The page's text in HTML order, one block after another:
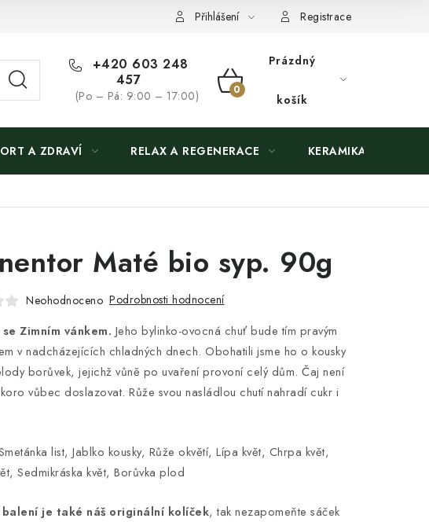
Přihlášení Registrace
+420 603 248
457
(Po – Pá: 9:00 – 17:00)
NÁKUPNÍ
Prázdný
košík
A ZDRAVÍ RELAX A REGENERACE KERAMIKA
Maté bio syp. 90g
Neohodnoceno Podrobnosti hodnocení
Zimním vánkem. Jeho bylinko-ovocná chuť bude tím pravým
v nadcházejících chladných dnech. Obohatili jsme ho o kousky
borůvek, jejichž vůně po uvaření provoní celý dům. Čaj není
vůbec doslazovat. Růže svou nasládlou chutí nahradí cukr i
list, Jablko kousky, Růže okvětí, Lípa květ, Chrpa květ,
Sedmikráska květ, Borůvka plod
je také náš originální kolíček, tak nezapomeňte sáček